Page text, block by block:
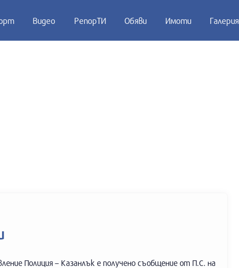
Видео РепорТИ Обяви Имоти Галерия
Полиция – Казанлък е получено съобщение от П.С. на